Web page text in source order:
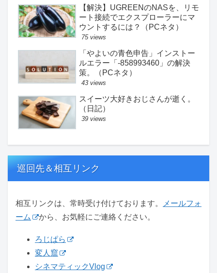
【解決】UGREENのNASを、リモ
ート接続でエクスプローラーにマ
ウントするには？（PCネタ）
75 views
「やよいの青色申告」インストー
ルエラー「-858993460」の解決
策。（PCネタ）
43 views
スイーツ大好きおじさんが逝く。
（日記）
39 views
巡回先＆相互リンク
相互リンクは、常時受け付けております。
メールフォ
ーム
から、お気軽にご連絡ください。
ろじぱら
変人窟
シネマティックVlog